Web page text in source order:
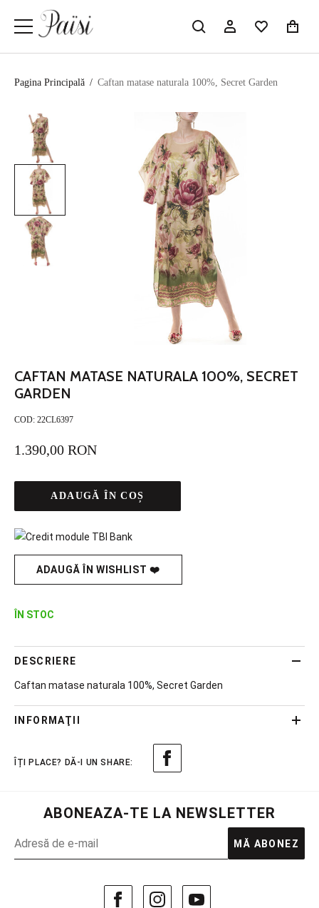
Pagina Principală / Caftan matase naturala 100%, Secret Garden
CAFTAN MATASE NATURALA 100%, SECRET
GARDEN
COD: 22CL6397
1.390,00 RON
ADAUGĂ ÎN COȘ
ADAUGĂ ÎN WISHLIST ❤️
ÎN STOC
DESCRIERE
Caftan matase naturala 100%, Secret Garden
INFORMAŢII
ABONEAZA-TE LA NEWSLETTER
MĂ ABONEZ